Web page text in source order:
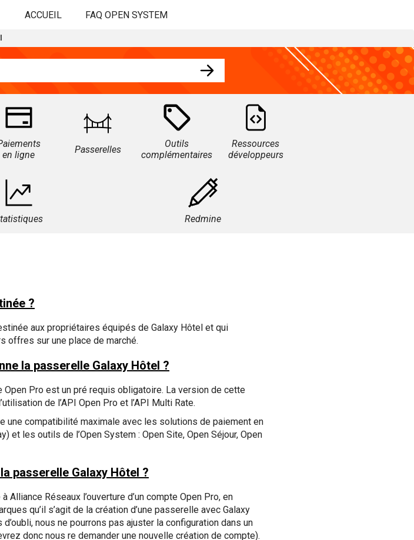
ACCUEIL FAQ OPEN SYSTEM
en ligne
Passerelles
Outils
complémentaires
Ressources
développeurs
Redmine
?
aux propriétaires équipés de Galaxy Hôtel et qui
offres sur une place de marché.
la passerelle Galaxy Hôtel ?
Open Pro est un pré requis obligatoire. La version de cette
de l’API Open Pro et l’API Multi Rate.
une compatibilité maximale avec les solutions de paiement en
et les outils de l’Open System : Open Site, Open Séjour, Open
passerelle Galaxy Hôtel ?
Alliance Réseaux l’ouverture d’un compte Open Pro, en
qu’il s’agit de la création d’une passerelle avec Galaxy
nous ne pourrons pas ajuster la configuration dans un
donc nous re demander une nouvelle création de compte).